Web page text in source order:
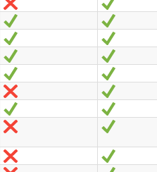
No
Sí
Sí
Sí
Sí
Sí
No
Sí
Sí
No
No
Sí